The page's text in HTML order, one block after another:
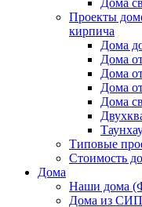
Проекты
кирпича
Дома
Дома
Дома
Дома
Дома
Типовые
Стоимость
Дома
Наши дома
Дома из СИП